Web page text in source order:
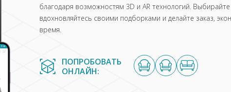
благодаря возможностям 3D и AR технологий. Выбирайте
вдохновляйтесь своими подборками и делайте заказ,
время.
ПОПРОБОВАТЬ
ОНЛАЙН: